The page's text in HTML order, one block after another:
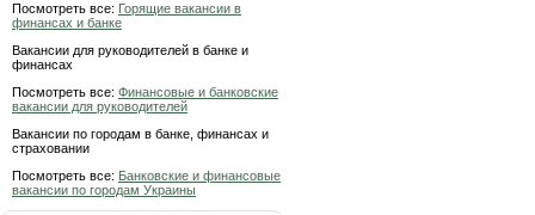
Посмотреть все: Горящие вакансии в
финансах и банке
Вакансии для руководителей в банке и
финансах
Посмотреть все: Финансовые и банковские
вакансии для руководителей
Вакансии по городам в банке, финансах и
страховании
Посмотреть все: Банковские и финансовые
вакансии по городам Украины